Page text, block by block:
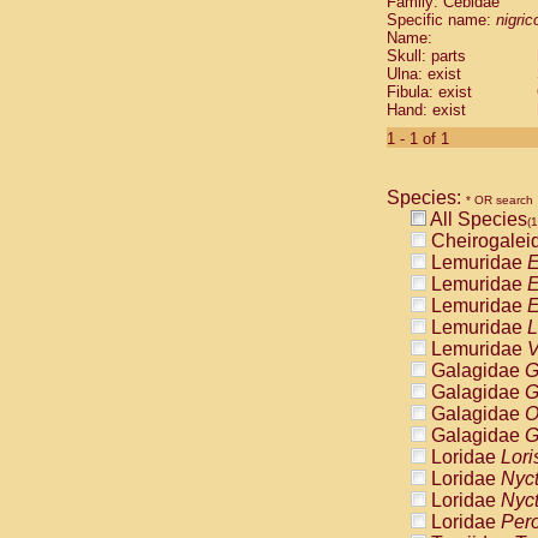
Cebidae
Cebidae
Cebidae
Cebidae
Cebidae
Cebidae
Cebidae
Cebidae
Cebidae
Cebidae
Cebidae
Cebidae
Atelidae
Atelidae
Atelidae
Atelidae
Atelidae
Atelidae
Atelidae
Atelidae
Atelidae
Atelidae
Pitheciidae
Specific name:
Name:
Skull: parts
Ulna: exist
Fibula: exist
Hand: exist
1 - 1 of 1
Species: * OR search
All Species
Lemuridae
Lemuridae
Lemuridae
Lemuridae
Lemuridae
Galagidae
Galagidae
Galagidae
Galagidae
Loridae
Loridae
Loridae
Loridae